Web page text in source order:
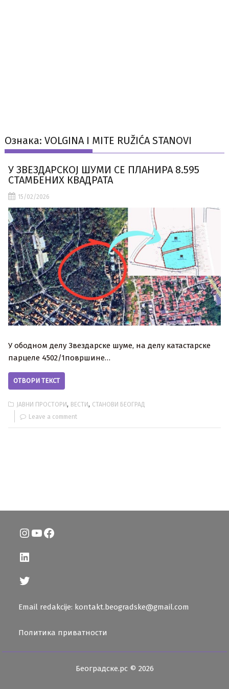
Ознака:VOLGINA I MITE RUŽIĆA STANOVI
У ЗВЕЗДАРСКОЈ ШУМИ СЕ ПЛАНИРА 8.595
СТАМБЕНИХ КВАДРАТА
15/02/2026
У ободном делу Звездарске шуме, на делу катастарске
парцеле 4502/1површине…
ОТВОРИ ТЕКСТ
ЈАВНИ ПРОСТОРИ, ВЕСТИ, СТАНОВИ БЕОГРАД
Leave a comment
Instagram
YouTube
Facebook
LinkedIn
Twitter
Email redakcije: kontakt.beogradske@gmail.com
Политика приватности
Београдске.рс © 2026